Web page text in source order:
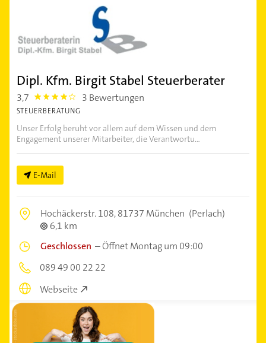
Dipl. Kfm. Birgit Stabel Steuerberater
3,7 3.7 3 Bewertungen
STEUERBERATUNG
Unser Erfolg beruht vor allem auf dem Wissen und dem
Engagement unserer Mitarbeiter, die Verantwortu...
E-Mail
Hochäckerstr. 108,81737 München (Perlach)
6,1 km
Geschlossen –Öffnet Montag um 09:00
089 49 00 22 22
Webseite